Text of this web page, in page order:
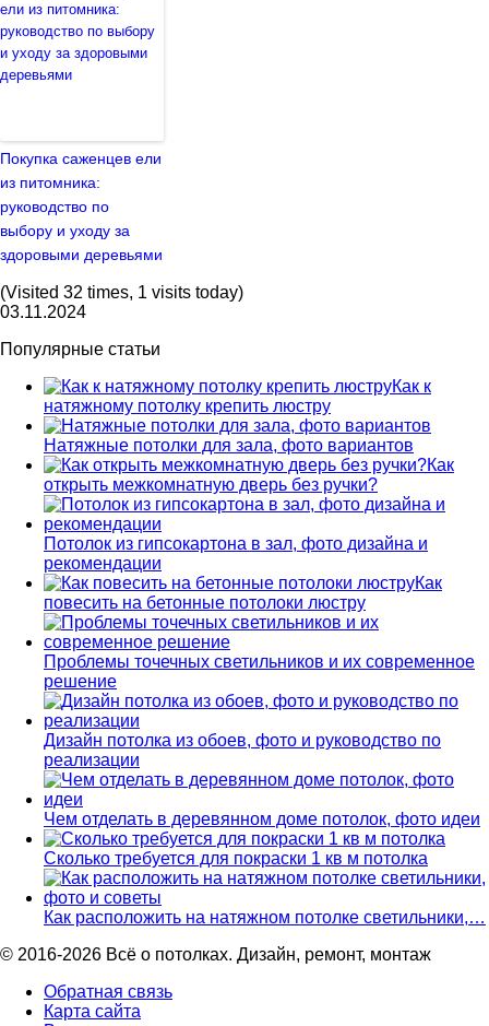
Покупка саженцев ели
из питомника:
руководство по
выбору и уходу за
здоровыми деревьями
(Visited 32 times, 1 visits today)
03.11.2024
Популярные статьи
Как к
натяжному потолку крепить люстру
Натяжные потолки для зала, фото вариантов
Как
открыть межкомнатную дверь без ручки?
Потолок из гипсокартона в зал, фото дизайна и
рекомендации
Как
повесить на бетонные потолоки люстру
Проблемы точечных светильников и их современное
решение
Дизайн потолка из обоев, фото и руководство по
реализации
Чем отделать в деревянном доме потолок, фото идеи
Сколько требуется для покраски 1 кв м потолка
Как расположить на натяжном потолке светильники,…
© 2016-2026 Всё о потолках. Дизайн, ремонт, монтаж
Обратная связь
Карта сайта